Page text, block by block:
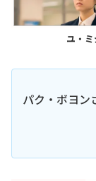
ユ・ミ
パク・ボヨン